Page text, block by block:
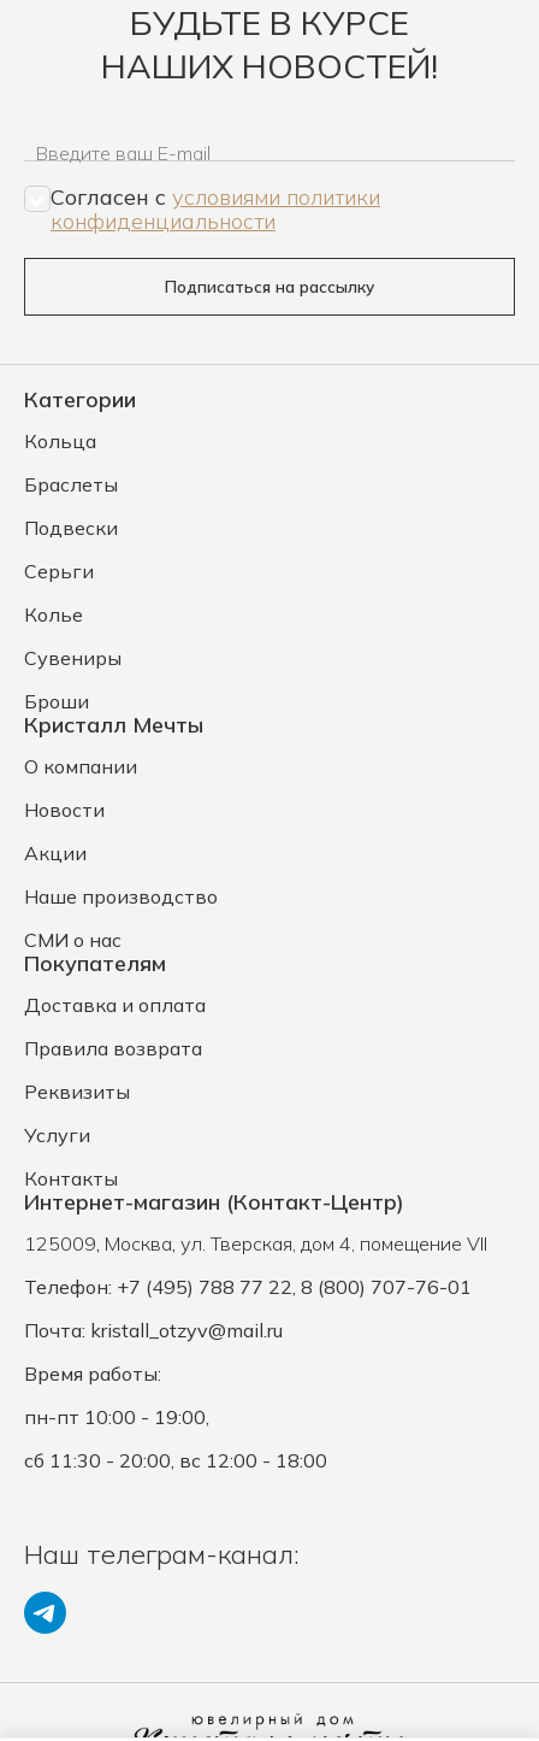
БУДЬТЕ В КУРСЕ
НАШИХ НОВОСТЕЙ!
Введите ваш E-mail
Согласен c условиями политики
конфиденциальности
Подписаться на рассылку
Категории
Кольца
Браслеты
Подвески
Серьги
Колье
Сувениры
Броши
Кристалл Мечты
О компании
Новости
Акции
Наше производство
СМИ о нас
Покупателям
Доставка и оплата
Правила возврата
Реквизиты
Услуги
Контакты
Интернет-магазин (Контакт-Центр)
125009, Москва, ул. Тверская, дом 4, помещение VII
Телефон: +7 (495) 788 77 22, 8 (800) 707-76-01
Почта: kristall_otzyv@mail.ru
Время работы:
пн-пт 10:00 - 19:00,
сб 11:30 - 20:00, вс 12:00 - 18:00
Наш телеграм-канал: